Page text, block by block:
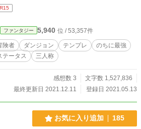
R15
ファンタジー 5,940 位 / 53,357件
険者 ダンジョン テンプレ
のちに最強
テータス 三人称
感想数 3
文字数 1,527,836
最終更新日 2021.12.11
登録日 2021.05.13
お気に入り追加 185